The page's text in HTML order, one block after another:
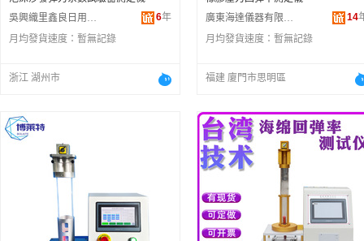
吳興織里鑫良日用百貨經營部
6年
月均發貨速度： 暫無記錄
浙江 湖州市
廣東海達儀器有限公司
14
月均發貨速度： 暫無記錄
福建 廈門市思明區